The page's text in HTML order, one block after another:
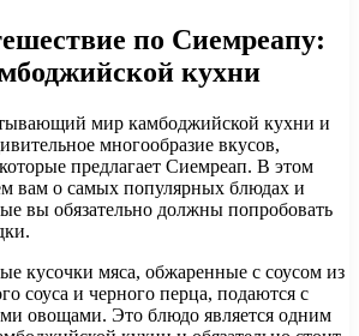
по Сиемреапу:
кухни
мир камбоджийской кухни и
многообразие вкусов,
предлагает Сиемреап. В этом
вам о самых популярных блюдах и
вы обязательно должны попробовать
кусочки мяса, обжаренные с соусом из
соуса и черного перца, подаются с
овощами. Это блюдо является одним